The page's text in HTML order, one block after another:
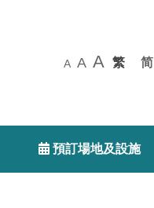
A A A 繁 简
 預訂場地及設施